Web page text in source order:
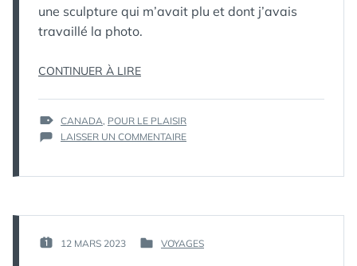
une sculpture qui m’avait plu et dont j’avais
travaillé la photo.
CONTINUER À LIRE« CANADA,
ÉTIQUETTES :
CANADA, POUR LE PLAISIR
LAISSER UN COMMENTAIRESUR
PUBLIÉ
12 MARS 2023
PAR :
PUBLIÉ
VOYAGES